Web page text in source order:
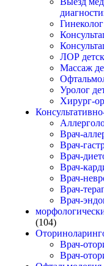
ЛОР
Массаж
Уролог
Хирург-
Врач-
Врач-
Врач-
Врач-
Врач-
Врач-
Врач-
(104)
Врач-
Врач-